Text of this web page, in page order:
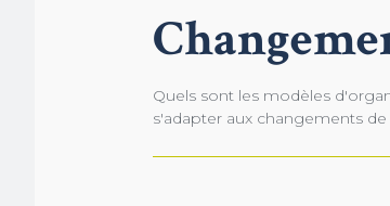
Quels sont les modèles
s'adapter aux changements